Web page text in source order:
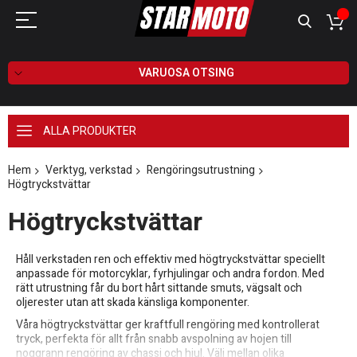
VARUOSA OTSING
ALLA PRODUKTER
Hem Verktyg, verkstad
Rengöringsutrustning
Högtryckstvättar
Högtryckstvättar
Håll verkstaden ren och effektiv med högtryckstvättar speciellt
anpassade för motorcyklar, fyrhjulingar och andra fordon. Med
rätt utrustning får du bort hårt sittande smuts, vägsalt och
oljerester utan att skada känsliga komponenter.
Våra högtryckstvättar ger kraftfull rengöring med kontrollerat
tryck, perfekta för allt från snabb avspolning av hojen till
noggrann rengöring av chassi och hjul. Välj mellan olika